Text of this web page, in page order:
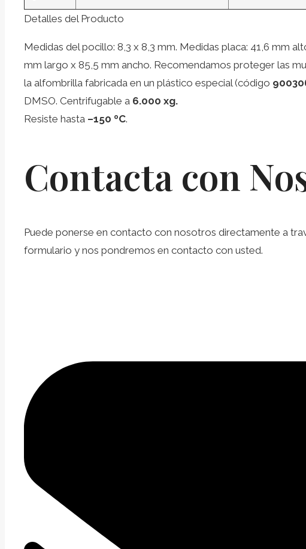
Detalles del Producto
Medidas del pocillo: 8,3 x 8,3 mm. Medidas placa: 41,6 mm
mm largo x 85,5 mm ancho. Recomendamos proteger las
la alfombrilla fabricada en un plástico especial (código
DMSO. Centrifugable a 6.000 xg.
Resiste hasta –150 ºC.
Contacta con
Puede ponerse en contacto con nosotros directamente a
formulario y nos pondremos en contacto con usted.